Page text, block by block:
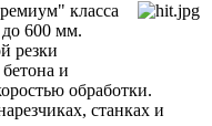
класса
до 600 мм.
резки
и
обработки.
станках и